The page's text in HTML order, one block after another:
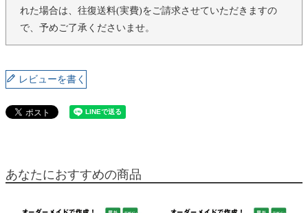
れた場合は、往復送料(実費)をご請求させていただきますの
で、予めご了承くださいませ。
レビューを書く
あなたにおすすめの商品